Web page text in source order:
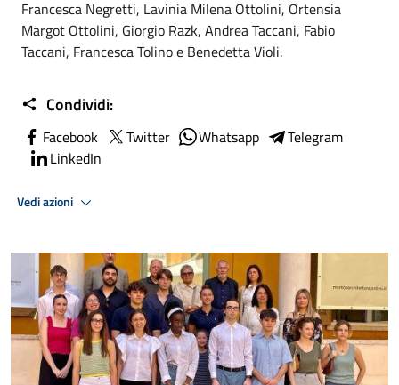
Francesca Negretti, Lavinia Milena Ottolini, Ortensia
Margot Ottolini, Giorgio Razk, Andrea Taccani, Fabio
Taccani, Francesca Tolino e Benedetta Violi.
Condividi:
Facebook Twitter Whatsapp
Telegram
LinkedIn
Vedi azioni